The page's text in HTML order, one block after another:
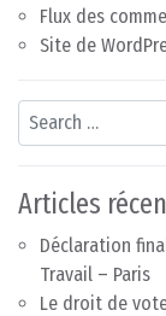
Flux des
Site de
Search
Articles
Déclaration
Travail – Paris
Le droit de